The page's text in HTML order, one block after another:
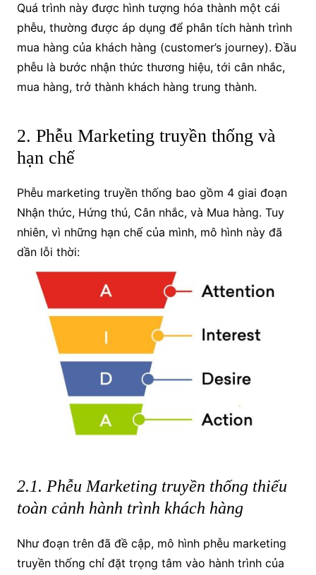
Quá trình này được hình tượng hóa thành một cái
phễu, thường được áp dụng để phân tích hành trình
mua hàng của khách hàng (customer’s journey). Đầu
phễu là bước nhận thức thương hiệu, tới cân nhắc,
mua hàng, trở thành khách hàng trung thành.
2. Phễu Marketing truyền thống và
hạn chế
Phễu marketing truyền thống bao gồm 4 giai đoạn
Nhận thức, Hứng thú, Cân nhắc, và Mua hàng. Tuy
nhiên, vì những hạn chế của mình, mô hình này đã
dần lỗi thời:
2.1. Phễu Marketing truyền thống thiếu
toàn cảnh hành trình khách hàng
Như đoạn trên đã đề cập, mô hình phễu marketing
truyền thống chỉ đặt trọng tâm vào hành trình của